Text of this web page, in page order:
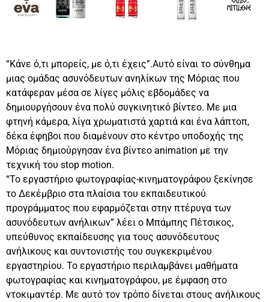
“Κάνε ό,τι μπορείς, με ό,τι έχεις”.Αυτό είναι το σύνθημα
μιας ομάδας ασυνόδευτων ανηλίκων της Μόριας που
κατάφεραν μέσα σε λίγες μόλις εβδομάδες να
δημιουργήσουν ένα πολύ συγκινητικό βίντεο. Με μια
φτηνή κάμερα, λίγα χρωματιστά χαρτιά και ένα λάπτοπ,
δέκα έφηβοι που διαμένουν στο κέντρο υποδοχής της
Μόριας δημιούργησαν ένα βίντεο animation με την
τεχνική του stop motion.
“Το εργαστήριο φωτογραφίας-κινηματογράφου ξεκίνησε
το Δεκέμβριο στα πλαίσια του εκπαιδευτικού
προγράμματος που εφαρμόζεται στην πτέρυγα των
ασυνόδευτων ανήλικων” λέει ο Μπάμπης Πέτσικος,
υπεύθυνος εκπαίδευσης για τους ασυνόδευτους
ανήλικους και συντονιστής του συγκεκριμένου
εργαστηρίου. Το εργαστήριο περιλαμβάνει μαθήματα
φωτογραφίας και κινηματογράφου, με έμφαση στο
ντοκιμαντέρ. Με αυτό τον τρόπο δίνεται στους ανήλικους